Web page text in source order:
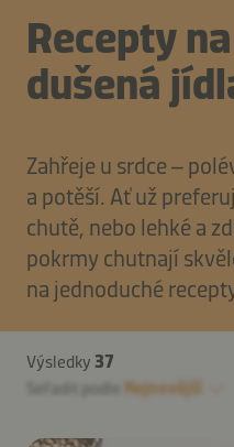
Recepty
dušená
Zahřeje u srdce –
a potěší. Ať už
chutě, nebo lehké a
pokrmy chutnají
na jednoduché
Výsledky 37
Nejnovější